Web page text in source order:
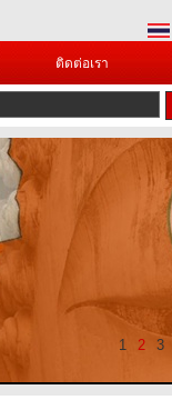
ติดต่อเรา
1 2 3